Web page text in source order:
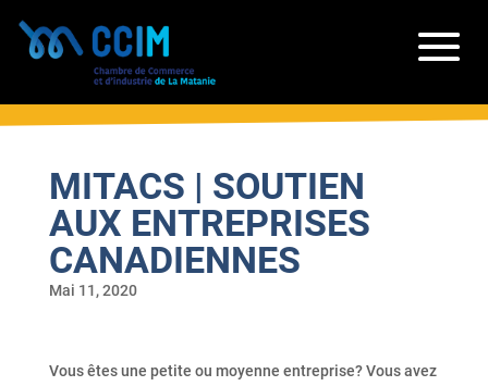
MITACS | SOUTIEN
AUX ENTREPRISES
CANADIENNES
Mai 11, 2020
Vous êtes une petite ou moyenne entreprise? Vous avez